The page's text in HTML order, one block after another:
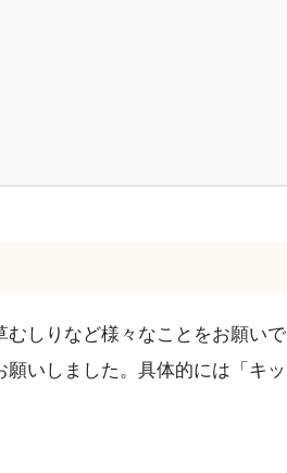
しりなど様々なことをお願いで
いしました。具体的には「キッ